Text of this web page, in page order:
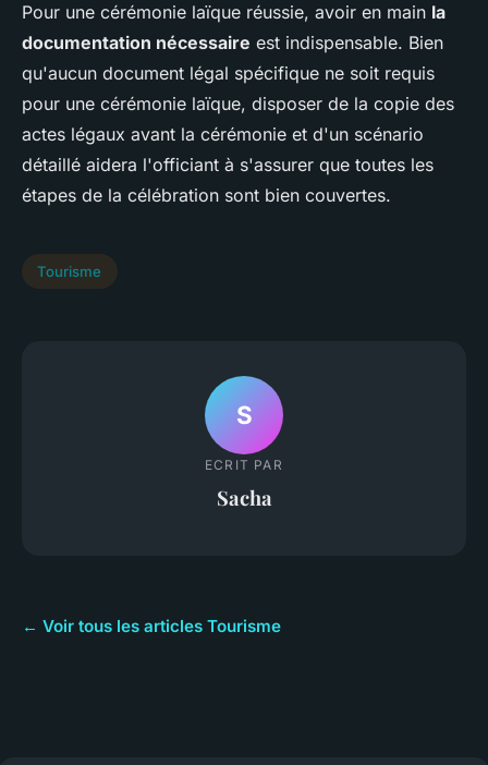
Pour une cérémonie laïque réussie, avoir en main la
documentation nécessaire est indispensable. Bien
qu'aucun document légal spécifique ne soit requis
pour une cérémonie laïque, disposer de la copie des
actes légaux avant la cérémonie et d'un scénario
détaillé aidera l'officiant à s'assurer que toutes les
étapes de la célébration sont bien couvertes.
Tourisme
S
ECRIT PAR
Sacha
← Voir tous les articles Tourisme